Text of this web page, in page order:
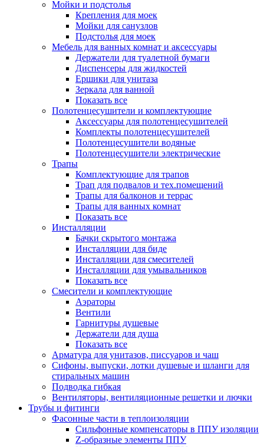
Мойки и подстолья
Крепления для моек
Мойки для санузлов
Подстолья для моек
Мебель для ванных комнат и аксессуары
Держатели для туалетной бумаги
Диспенсеры для жидкостей
Ершики для унитаза
Зеркала для ванной
Показать все
Полотенцесушители и комплектующие
Аксессуары для полотенцесушителей
Комплекты полотенцесушителей
Полотенцесушители водяные
Полотенцесушители электрические
Трапы
Комплектующие для трапов
Трап для подвалов и тех.помещений
Трапы для балконов и террас
Трапы для ванных комнат
Показать все
Инсталляции
Бачки скрытого монтажа
Инсталляции для биде
Инсталляции для смесителей
Инсталляции для умывальников
Показать все
Смесители и комплектующие
Аэраторы
Вентили
Гарнитуры душевые
Держатели для душа
Показать все
Арматура для унитазов, писсуаров и чаш
Сифоны, выпуски, лотки душевые и шланги для
стиральных машин
Подводка гибкая
Вентиляторы, вентиляционные решетки и лючки
Трубы и фитинги
Фасонные части в теплоизоляции
Cильфонные компенсаторы в ППУ изоляции
Z-образные элементы ППУ